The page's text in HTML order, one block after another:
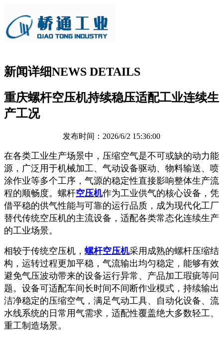
新闻详细NEWS DETAILS
重庆螺杆空压机持续稳压适配工业连续生
产工况
发布时间：2026/6/2 15:36:00
在各类工业生产场景中，压缩空气是不可或缺的动力能
源，广泛用于机械加工、气动设备驱动、物料输送、喷
涂作业等多个工序，气源的稳定性直接影响整体生产流
程的顺畅度。螺杆空压机作为工业供气的核心设备，凭
借平稳的供气性能与可靠的运行品质，成为现代化工厂
替代传统空压机的主流设备，适配各类常态化连续生产
的工业场景。
相较于传统空压机， 螺杆空压机采用成熟的螺杆压缩结
构，运转过程更加平稳，气流输出均匀稳定，能够有效
避免气压波动带来的设备运行异常、产品加工瑕疵等问
题。设备可适配车间长时间不间断作业模式，持续输出
洁净稳定的压缩空气，满足气动工具、自动化设备、流
水线系统的日常用气需求，适配性覆盖绝大多数轻工、
重工制造场景。